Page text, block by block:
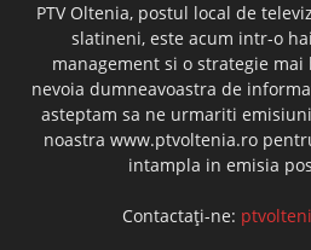
PTV Oltenia, postul local de
slatineni, este acum intr-o
management si o strategie
nevoia dumneavoastra de
asteptam sa ne urmariti
noastra www.ptvoltenia.ro
intampla in emisia
Contactați-ne: